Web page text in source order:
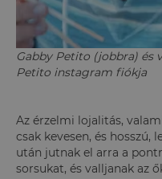
Gabby Petito (jobbra) és
Petito instagram fiókja
Az érzelmi lojalitás,
csak kevesen, és
után jutnak el arra a
sorsukat, és valljanak az